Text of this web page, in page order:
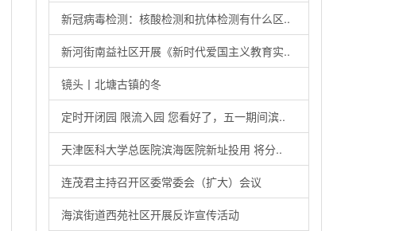
新冠病毒检测：核酸检测和抗体检测有什么区..
新河街南益社区开展《新时代爱国主义教育实..
镜头丨北塘古镇的冬
定时开闭园 限流入园 您看好了，五一期间滨..
天津医科大学总医院滨海医院新址投用 将分..
连茂君主持召开区委常委会（扩大）会议
海滨街道西苑社区开展反诈宣传活动